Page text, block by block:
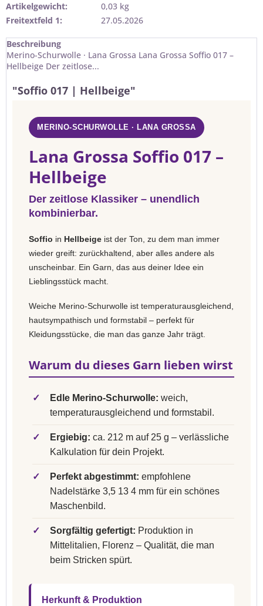
Artikelgewicht:
0,03 kg
Freitextfeld 1:
27.05.2026
Beschreibung
Merino-Schurwolle · Lana Grossa Lana Grossa Soffio 017 –
Hellbeige Der zeitlose...
"Soffio 017 | Hellbeige"
MERINO-SCHURWOLLE · LANA GROSSA
Lana Grossa Soffio 017 –
Hellbeige
Der zeitlose Klassiker – unendlich
kombinierbar.
Soffio in Hellbeige ist der Ton, zu dem man immer
wieder greift: zurückhaltend, aber alles andere als
unscheinbar. Ein Garn, das aus deiner Idee ein
Lieblingsstück macht.
Weiche Merino-Schurwolle ist temperaturausgleichend,
hautsympathisch und formstabil – perfekt für
Kleidungsstücke, die man das ganze Jahr trägt.
Warum du dieses Garn lieben wirst
✓ Edle Merino-Schurwolle: weich,
temperaturausgleichend und formstabil.
✓ Ergiebig: ca. 212 m auf 25 g – verlässliche
Kalkulation für dein Projekt.
✓ Perfekt abgestimmt: empfohlene
Nadelstärke 3,5 13 4 mm für ein schönes
Maschenbild.
✓ Sorgfältig gefertigt: Produktion in
Mittelitalien, Florenz – Qualität, die man
beim Stricken spürt.
Herkunft & Produktion